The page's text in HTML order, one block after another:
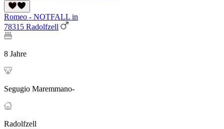
Romeo - NOTFALL in
78315 Radolfzell
8 Jahre
Segugio Maremmano-
Radolfzell